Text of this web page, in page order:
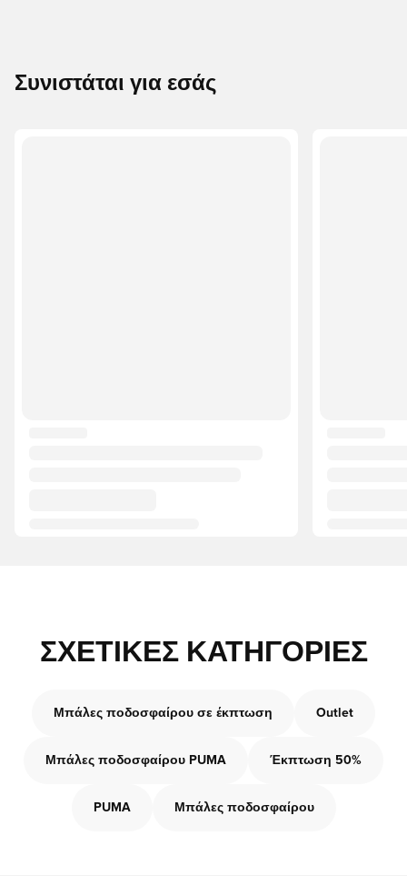
Συνιστάται για εσάς
ΣΧΕΤΙΚΈΣ ΚΑΤΗΓΟΡΊΕΣ
Μπάλες ποδοσφαίρου σε έκπτωση Outlet
Μπάλες ποδοσφαίρου PUMA Έκπτωση 50%
PUMA Μπάλες ποδοσφαίρου